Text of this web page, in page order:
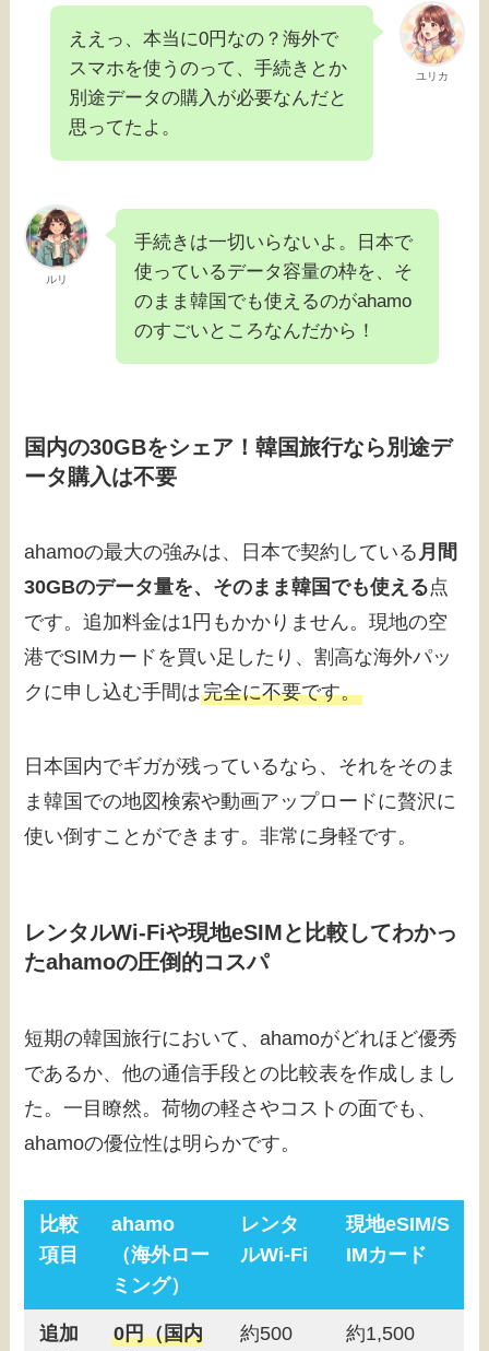
ユリカ
ええっ、本当に0円なの？海外で
スマホを使うのって、手続きとか
別途データの購入が必要なんだと
思ってたよ。
ルリ
手続きは一切いらないよ。日本で
使っているデータ容量の枠を、そ
のまま韓国でも使えるのがahamo
のすごいところなんだから！
国内の30GBをシェア！韓国旅行なら別途デ
ータ購入は不要
ahamoの最大の強みは、日本で契約している 月間
30GBのデータ量を、そのまま韓国でも使える点
です。追加料金は1円もかかりません。現地の空
港でSIMカードを買い足したり、割高な海外パッ
クに申し込む手間は完全に不要です。
日本国内でギガが残っているなら、それをそのま
ま韓国での地図検索や動画アップロードに贅沢に
使い倒すことができます。非常に身軽です。
レンタルWi-Fiや現地eSIMと比較してわかっ
たahamoの圧倒的コスパ
短期の韓国旅行において、ahamoがどれほど優秀
であるか、他の通信手段との比較表を作成しまし
た。一目瞭然。荷物の軽さやコストの面でも、
ahamoの優位性は明らかです。
比較
項目
ahamo
（海外ロー
ミング）
レンタ
ルWi-Fi
現地eSIM/S
IMカード
追加
0円（国内
約500
約1,500